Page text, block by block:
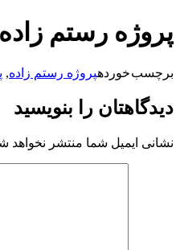
به
پروژه رستم زاده
برچسب خوردهپروژه رستم زاده,
دیدگاهتان را بنویسید
نشانی ایمیل شما منتشر نخواهد